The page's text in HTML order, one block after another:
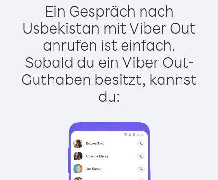
Ein Gespräch nach
Usbekistan mit Viber Out
anrufen ist einfach.
Sobald du ein Viber Out-
Guthaben besitzt, kannst
du: